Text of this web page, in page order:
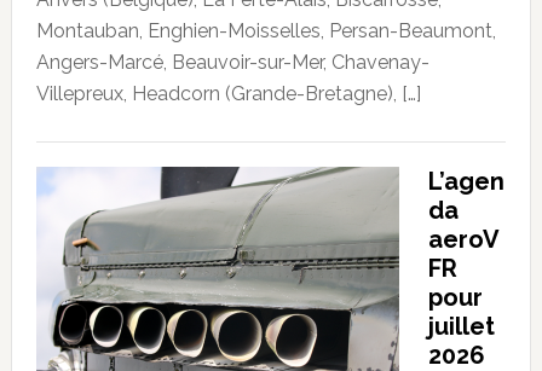
Montauban, Enghien-Moisselles, Persan-Beaumont,
Angers-Marcé, Beauvoir-sur-Mer, Chavenay-
Villepreux, Headcorn (Grande-Bretagne), […]
L’agen
da
aeroV
FR
pour
juillet
2026